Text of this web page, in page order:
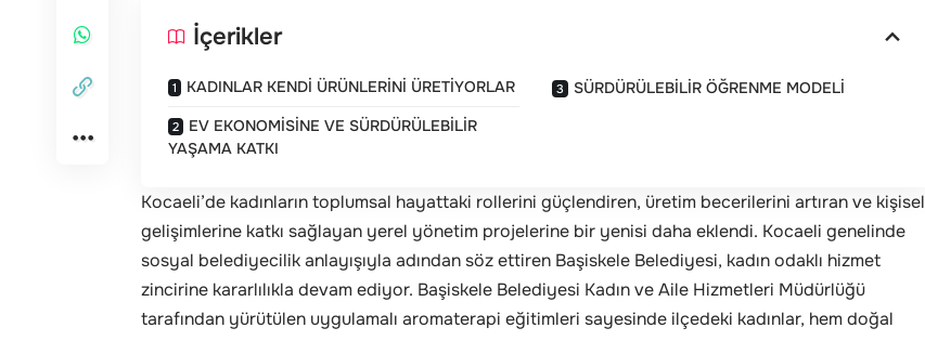
İçerikler
KADINLAR KENDİ ÜRÜNLERİNİ ÜRETİYORLAR
EV EKONOMİSİNE VE SÜRDÜRÜLEBİLİR
YAŞAMA KATKI
SÜRDÜRÜLEBİLİR ÖĞRENME MODELİ
Kocaeli’de kadınların toplumsal hayattaki rollerini güçlendiren, üretim becerilerini artıran ve kişisel
gelişimlerine katkı sağlayan yerel yönetim projelerine bir yenisi daha eklendi. Kocaeli genelinde
sosyal belediyecilik anlayışıyla adından söz ettiren Başiskele Belediyesi, kadın odaklı hizmet
zincirine kararlılıkla devam ediyor. Başiskele Belediyesi Kadın ve Aile Hizmetleri Müdürlüğü
tarafından yürütülen uygulamalı aromaterapi eğitimleri sayesinde ilçedeki kadınlar, hem doğal